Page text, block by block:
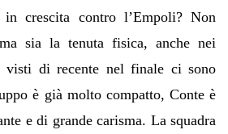
crescita contro l’Empoli? Non
sia la tenuta fisica, anche nei
visti di recente nel finale ci sono
è già molto compatto, Conte è
e di grande carisma. La squadra